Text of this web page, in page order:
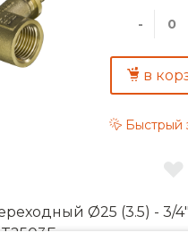
-
в
Быстрый
Ø25 (3.5) - 3/
T2503F